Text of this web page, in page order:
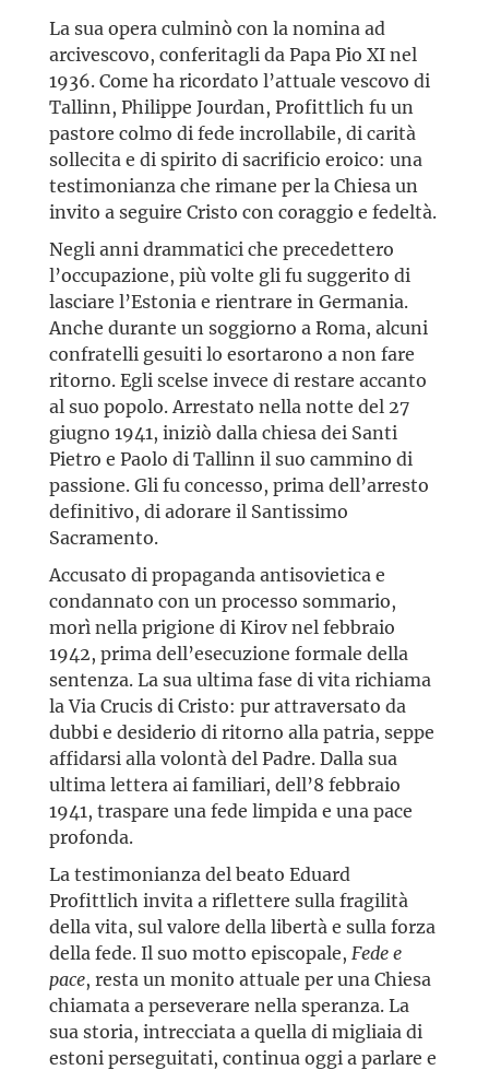
La sua opera culminò con la nomina ad
arcivescovo, conferitagli da Papa Pio XI nel
1936. Come ha ricordato l’attuale vescovo di
Tallinn, Philippe Jourdan, Profittlich fu un
pastore colmo di fede incrollabile, di carità
sollecita e di spirito di sacrificio eroico: una
testimonianza che rimane per la Chiesa un
invito a seguire Cristo con coraggio e fedeltà.
Negli anni drammatici che precedettero
l’occupazione, più volte gli fu suggerito di
lasciare l’Estonia e rientrare in Germania.
Anche durante un soggiorno a Roma, alcuni
confratelli gesuiti lo esortarono a non fare
ritorno. Egli scelse invece di restare accanto
al suo popolo. Arrestato nella notte del 27
giugno 1941, iniziò dalla chiesa dei Santi
Pietro e Paolo di Tallinn il suo cammino di
passione. Gli fu concesso, prima dell’arresto
definitivo, di adorare il Santissimo
Sacramento.
Accusato di propaganda antisovietica e
condannato con un processo sommario,
morì nella prigione di Kirov nel febbraio
1942, prima dell’esecuzione formale della
sentenza. La sua ultima fase di vita richiama
la Via Crucis di Cristo: pur attraversato da
dubbi e desiderio di ritorno alla patria, seppe
affidarsi alla volontà del Padre. Dalla sua
ultima lettera ai familiari, dell’8 febbraio
1941, traspare una fede limpida e una pace
profonda.
La testimonianza del beato Eduard
Profittlich invita a riflettere sulla fragilità
della vita, sul valore della libertà e sulla forza
della fede. Il suo motto episcopale, Fede e
pace, resta un monito attuale per una Chiesa
chiamata a perseverare nella speranza. La
sua storia, intrecciata a quella di migliaia di
estoni perseguitati, continua oggi a parlare e